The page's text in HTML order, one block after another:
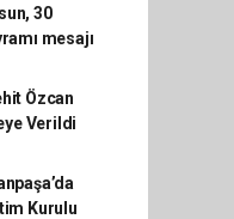
30
mesajı
Özcan
Verildi
Kurulu